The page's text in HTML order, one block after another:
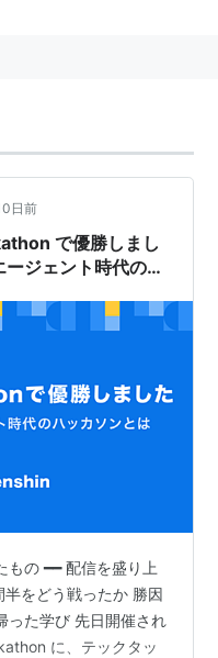
日前
で優勝しまし
もの ━━ 配信を盛り上
をどう戦ったか 勝因
った学び 先日開催され
に、テックタッ